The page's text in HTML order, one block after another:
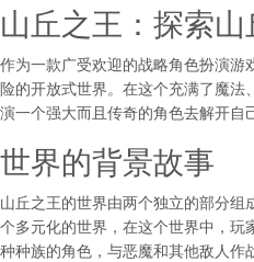
山丘之王：探索
作为一款广受欢迎的战略角色扮演游
险的开放式世界。在这个充满了魔
演一个强大而且传奇的角色去解开自
世界的背景故事
山丘之王的世界由两个独立的部分
个多元化的世界，在这个世界中，玩
种种族的角色，与恶魔和其他敌人